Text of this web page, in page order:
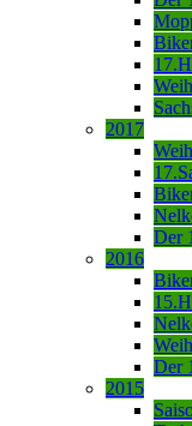
2017
Der
2016
Der
2015